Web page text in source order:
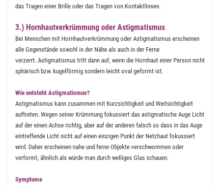
das Tragen einer Brille oder das Tragen von Kontaktlinsen.
3.) Hornhautverkrümmung oder Astigmatismus
Bei Menschen mit Hornhautverkrümmung oder Astigmatismus erscheinen
alle Gegenstände sowohl in der Nähe als auch in der Ferne
verzerrt. Astigmatismus tritt dann auf, wenn die Hornhaut einer Person nicht
sphärisch bzw. kugelförmig sondern leicht oval geformt ist.
Wie entsteht Astigmatismus?
Astigmatismus kann zusammen mit Kurzsichtigkeit und Weitsichtigkeit
auftreten. Wegen seiner Krümmung fokussiert das astigmatische Auge Licht
auf der einen Achse richtig, aber auf der anderen falsch so dass in das Auge
eintreffende Licht nicht auf einen einzigen Punkt der Netzhaut fokussiert
wird. Daher erscheinen nahe und ferne Objekte verschwommen oder
verformt, ähnlich als würde man durch welliges Glas schauen.
Symptome